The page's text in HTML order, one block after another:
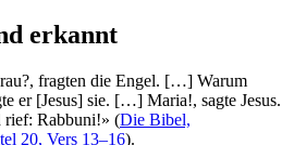
erkannt
fragten die Engel. […] Warum
er [Jesus] sie. […] Maria!, sagte Jesus.
rief: Rabbuni!» (Die Bibel,
20, Vers 13–16).